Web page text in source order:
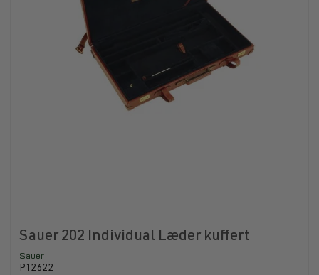
Sauer 202 Individual Læder kuffert
Sauer
P12622